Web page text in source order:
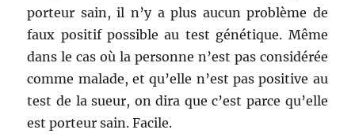
porteur sain, il n’y a plus aucun problème de
faux positif possible au test génétique. Même
dans le cas où la personne n’est pas considérée
comme malade, et qu’elle n’est pas positive au
test de la sueur, on dira que c’est parce qu’elle
est porteur sain. Facile.